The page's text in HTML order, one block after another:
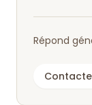
Répond